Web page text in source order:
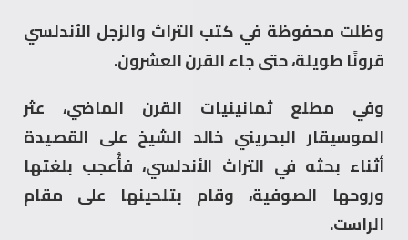
وظلت محفوظة في كتب التراث والزجل الأندلسي
قرونًا طويلة، حتى جاء القرن العشرون.
وفي مطلع ثمانينيات القرن الماضي، عثر
الموسيقار البحريني خالد الشيخ على القصيدة
أثناء بحثه في التراث الأندلسي، فأُعجب بلغتها
وروحها الصوفية، وقام بتلحينها على مقام
الراست.